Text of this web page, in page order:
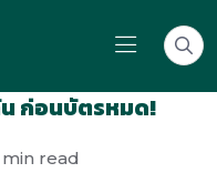
ก่อนบัตรหมด!
min read